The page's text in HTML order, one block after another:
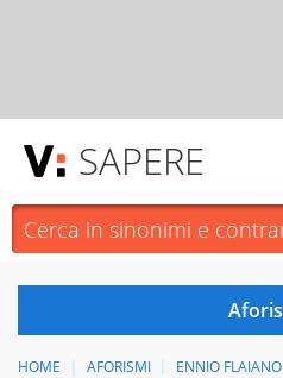
SAPERE
HOME AFORISMI ENNIO FLAIANO